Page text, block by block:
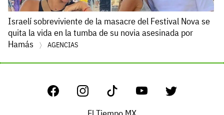
Israelí sobreviviente de la masacre del Festival Nova se
quita la vida en la tumba de su novia asesinada por
Hamás
AGENCIAS